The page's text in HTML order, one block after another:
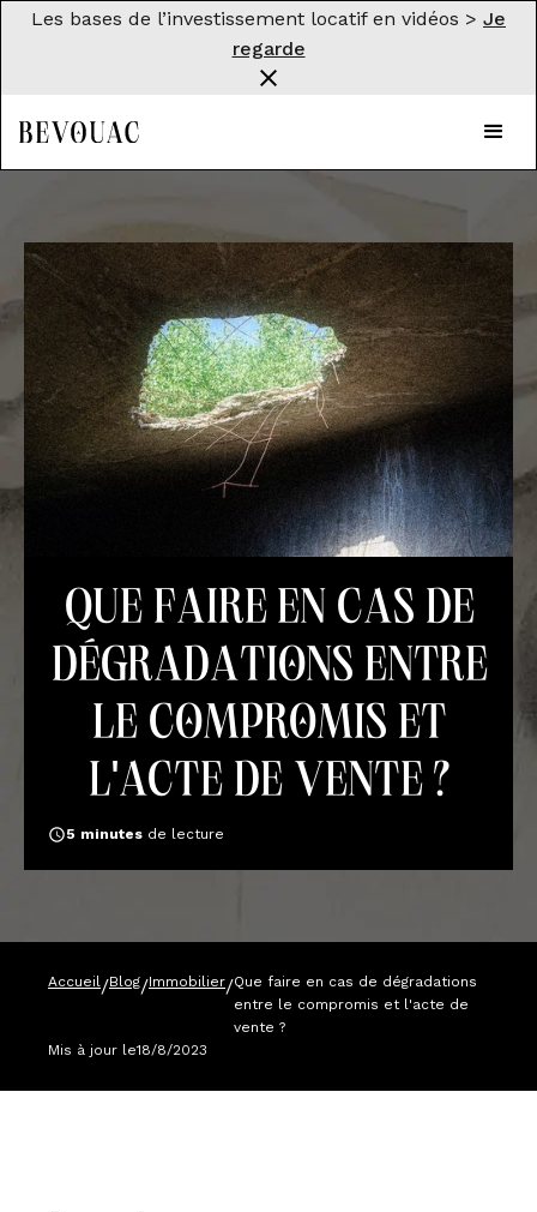
Les bases de l’investissement locatif en vidéos > Je
regarde
Que faire en cas de
dégradations entre
le compromis et
l'acte de vente ?
5 minutes de lecture
Accueil/Blog/Immobilier/Que faire en cas de dégradations
entre le compromis et l'acte de
vente ?
Mis à jour le18/8/2023